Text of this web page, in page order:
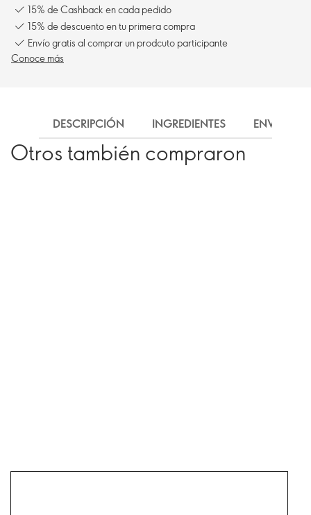
15% de Cashback en cada pedido
15% de descuento en tu primera compra
Envío gratis al comprar un prodcuto participante
Conoce más
DESCRIPCIÓN INGREDIENTES ENVÍO
Otros también compraron